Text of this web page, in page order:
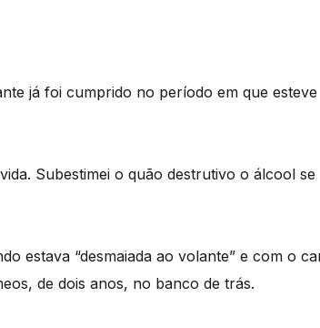
já foi cumprido no período em que esteve
Subestimei o quão destrutivo o álcool se
estava “desmaiada ao volante” e com o
de dois anos, no banco de trás.